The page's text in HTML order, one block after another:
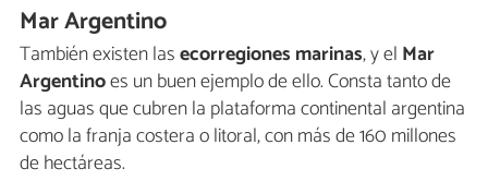
Mar Argentino
También existen lasecorregiones marinas, y el Mar
Argentinoes un buen ejemplo de ello. Consta tanto de
las aguas que cubren la plataforma continental argentina
como la franja costera o litoral, con más de 160 millones
de hectáreas.